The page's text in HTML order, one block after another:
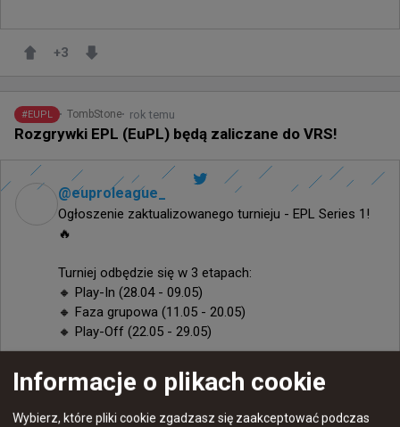
+3
#EUPL TombStone rok temu
Rozgrywki EPL (EuPL) będą zaliczane do VRS!
@euproleague_
Ogłoszenie zaktualizowanego turnieju - EPL Series 1!
🔥
Turniej odbędzie się w 3 etapach:
🔸 Play-In (28.04 - 09.05)
🔸 Faza grupowa (11.05 - 20.05)
🔸 Play-Off (22.05 - 29.05)
W turnieju weźmie udział łącznie 36 drużyn, które
powalczą o pulę nagród w wysokości 20 000 dolarów i
punkty rankingowe VALVE! ⚡️
Informacje o plikach cookie
Wybierz, które pliki cookie zgadzasz się zaakceptować podczas